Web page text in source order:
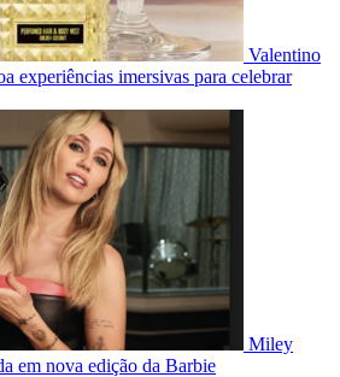
Valentino
experiências imersivas para celebrar
Miley
em nova edição da Barbie